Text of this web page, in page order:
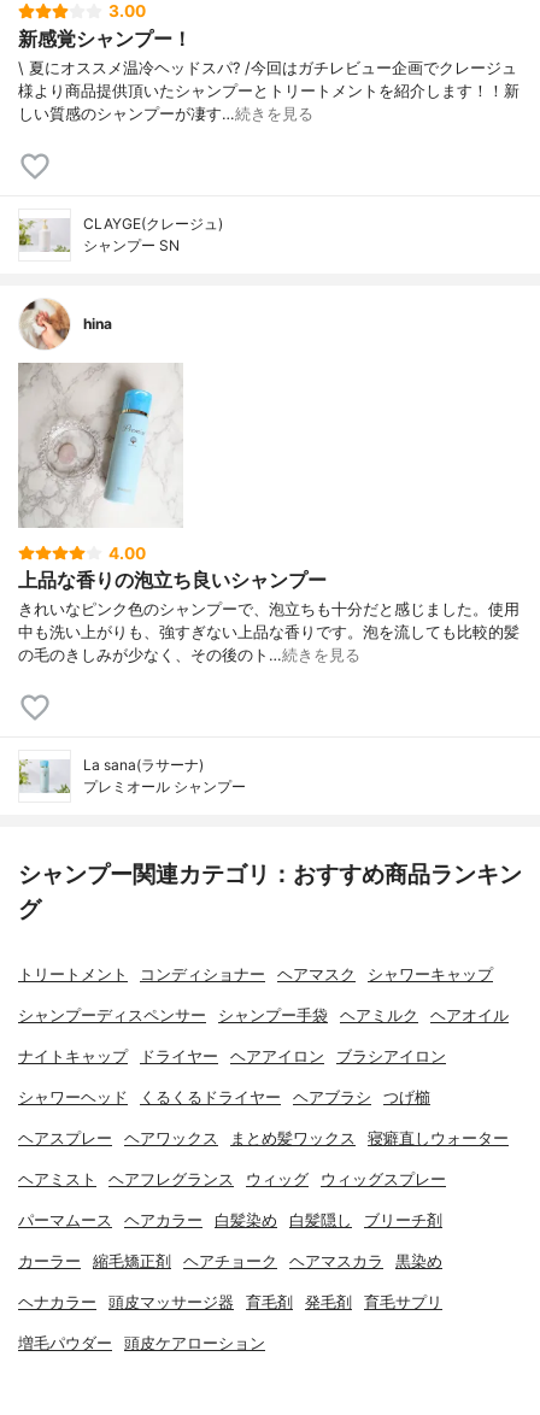
3.00
新感覚シャンプー！
\ 夏にオススメ温冷ヘッドスパ? /今回はガチレビュー企画でクレージュ
様より商品提供頂いたシャンプーとトリートメントを紹介します！！新
しい質感のシャンプーが凄す…続きを見る
CLAYGE(クレージュ)
シャンプー SN
hina
4.00
上品な香りの泡立ち良いシャンプー
きれいなピンク色のシャンプーで、泡立ちも十分だと感じました。使用
中も洗い上がりも、強すぎない上品な香りです。泡を流しても比較的髪
の毛のきしみが少なく、その後のト…続きを見る
La sana(ラサーナ)
プレミオール シャンプー
シャンプー関連カテゴリ：おすすめ商品ランキン
グ
トリートメント コンディショナー ヘアマスク シャワーキャップ
シャンプーディスペンサー シャンプー手袋 ヘアミルク ヘアオイル
ナイトキャップ ドライヤー ヘアアイロン ブラシアイロン
シャワーヘッド くるくるドライヤー ヘアブラシ つげ櫛
ヘアスプレー ヘアワックス まとめ髪ワックス 寝癖直しウォーター
ヘアミスト ヘアフレグランス ウィッグ ウィッグスプレー
パーマムース ヘアカラー 白髪染め 白髪隠し ブリーチ剤
カーラー 縮毛矯正剤 ヘアチョーク ヘアマスカラ 黒染め
ヘナカラー 頭皮マッサージ器 育毛剤 発毛剤 育毛サプリ
増毛パウダー 頭皮ケアローション